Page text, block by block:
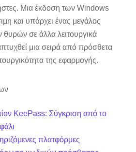
Μια έκδοση των Windows
και υπάρχει ένας μεγάλος
σε άλλα λειτουργικά
μια σειρά από πρόσθετα
της εφαρμογής.
KeePass: Σύγκριση από το
πλατφόρμες